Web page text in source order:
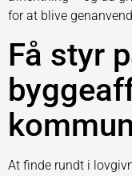
for at blive
Få styr
At finde rundt i